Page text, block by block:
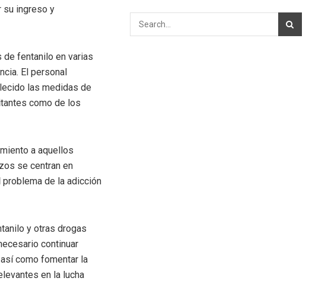
su ingreso y
fentanilo en varias
El personal
las medidas de
como de los
a aquellos
se centran en
de la adicción
y otras drogas
continuar
como fomentar la
en la lucha